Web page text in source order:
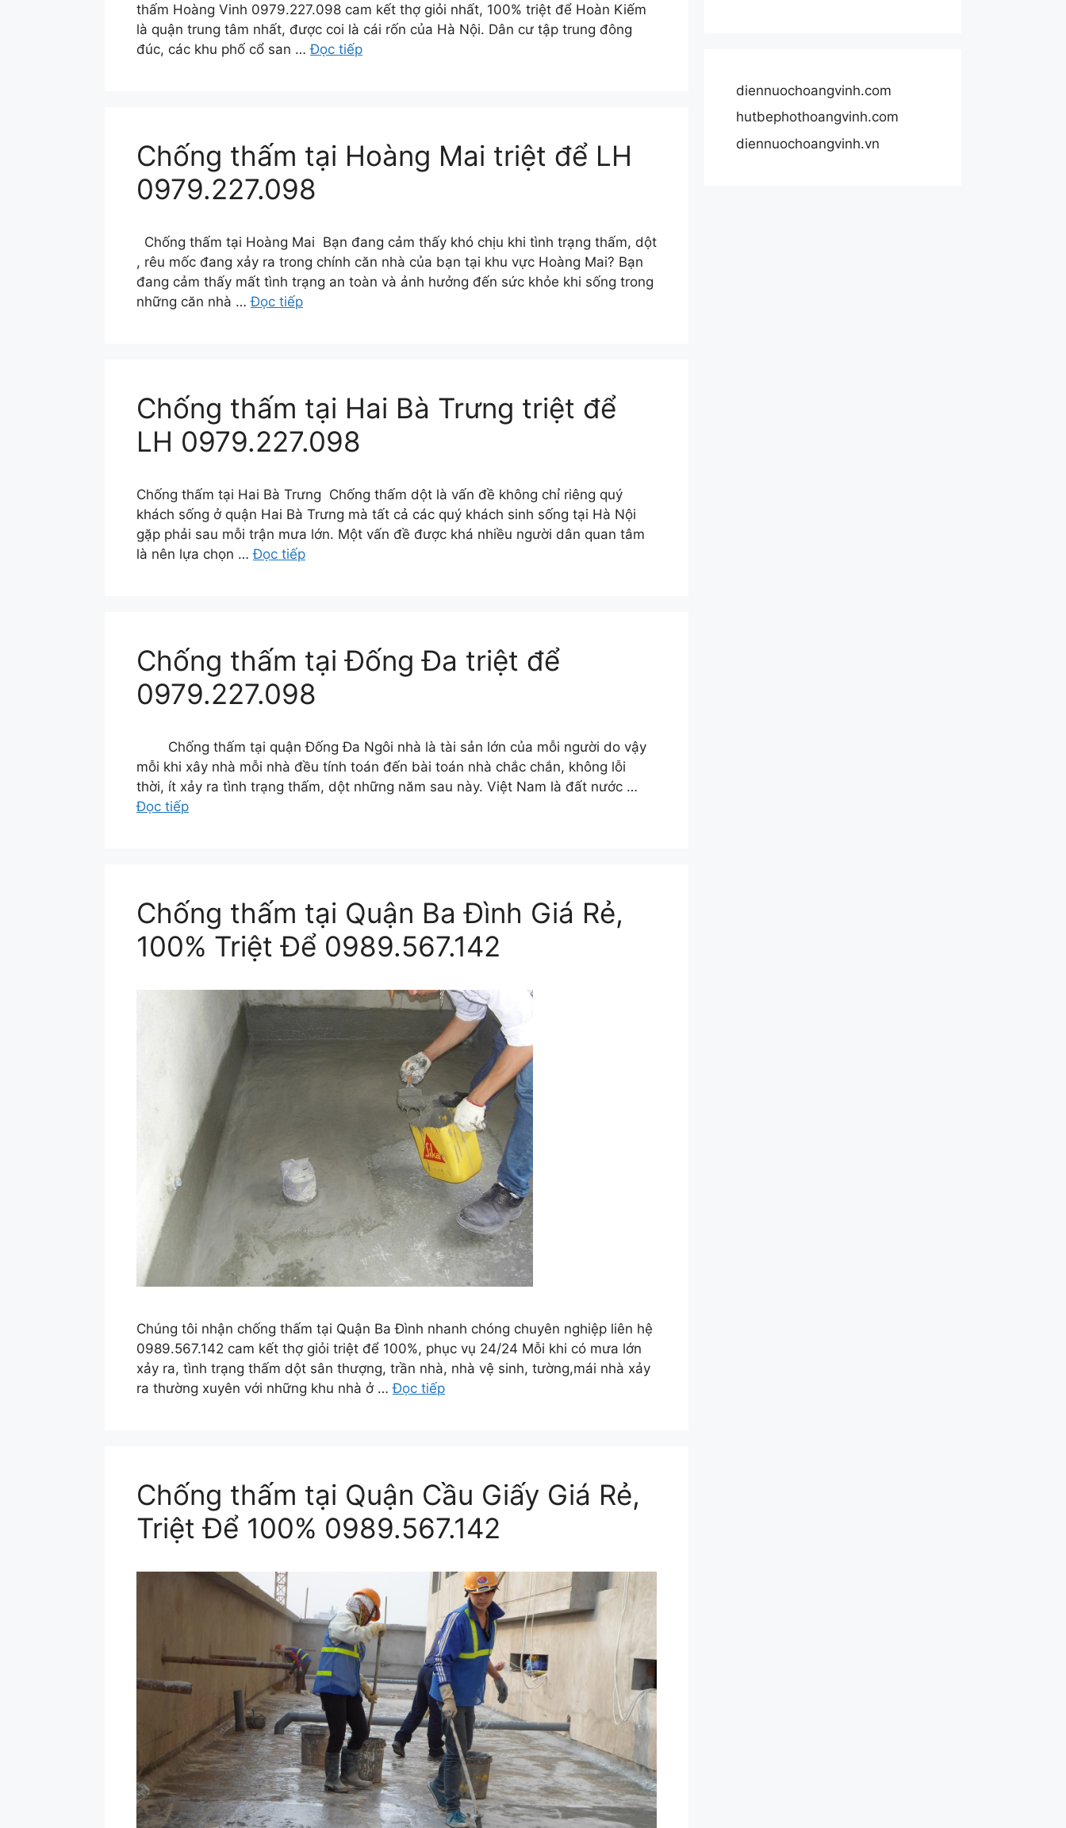
thấm Hoàng Vinh 0979.227.098 cam kết thợ giỏi nhất, 100% triệt để Hoàn Kiếm
là quận trung tâm nhất, được coi là cái rốn của Hà Nội. Dân cư tập trung đông
đúc, các khu phố cổ san …Đọc tiếp
Chống thấm tại Hoàng Mai triệt để LH
0979.227.098
Chống thấm tại Hoàng Mai Bạn đang cảm thấy khó chịu khi tình trạng thấm, dột
, rêu mốc đang xảy ra trong chính căn nhà của bạn tại khu vực Hoàng Mai? Bạn
đang cảm thấy mất tình trạng an toàn và ảnh hưởng đến sức khỏe khi sống trong
những căn nhà …Đọc tiếp
Chống thấm tại Hai Bà Trưng triệt để
LH 0979.227.098
Chống thấm tại Hai Bà Trưng Chống thấm dột là vấn đề không chỉ riêng quý
khách sống ở quận Hai Bà Trưng mà tất cả các quý khách sinh sống tại Hà Nội
gặp phải sau mỗi trận mưa lớn. Một vấn đề được khá nhiều người dân quan tâm
là nên lựa chọn …Đọc tiếp
Chống thấm tại Đống Đa triệt để
0979.227.098
Chống thấm tại quận Đống Đa Ngôi nhà là tài sản lớn của mỗi người do vậy
mỗi khi xây nhà mỗi nhà đều tính toán đến bài toán nhà chắc chắn, không lỗi
thời, ít xảy ra tình trạng thấm, dột những năm sau này. Việt Nam là đất nước …
Đọc tiếp
Chống thấm tại Quận Ba Đình Giá Rẻ,
100% Triệt Để 0989.567.142
Chúng tôi nhận chống thấm tại Quận Ba Đình nhanh chóng chuyên nghiệp liên hệ
0989.567.142 cam kết thợ giỏi triệt để 100%, phục vụ 24/24 Mỗi khi có mưa lớn
xảy ra, tình trạng thấm dột sân thượng, trần nhà, nhà vệ sinh, tường,mái nhà xảy
ra thường xuyên với những khu nhà ở …Đọc tiếp
Chống thấm tại Quận Cầu Giấy Giá Rẻ,
Triệt Để 100% 0989.567.142
diennuochoangvinh.com
hutbephothoangvinh.com
diennuochoangvinh.vn